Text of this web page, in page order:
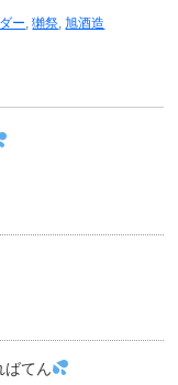
ー ,獺祭 ,旭酒造
ばてん